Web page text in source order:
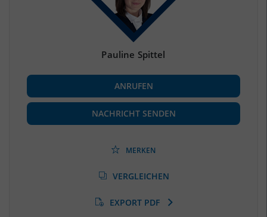
(Landkreis / Kreisfreie Stadt)
BESCHÄFTIGUNG
Beschäftigte
(Landkreis / Kreisfreie Stadt)
33.218
(Landkreis / Kreisfreie Stadt)
(Stand: 01/2020)
Pauline Spittel
ANRUFEN
NACHRICHT SENDEN
MERKEN
VERGLEICHEN
EXPORT PDF